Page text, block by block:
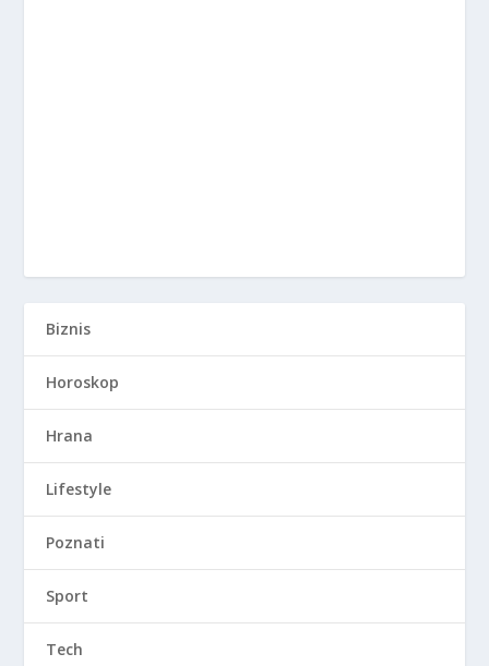
Biznis
Horoskop
Hrana
Lifestyle
Poznati
Sport
Tech